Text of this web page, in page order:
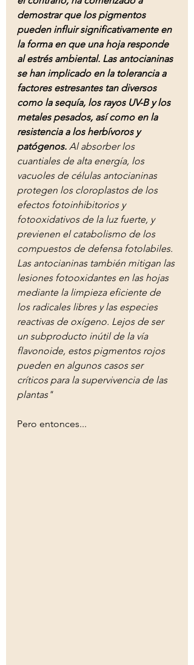
demostrar que los pigmentos
pueden influir significativamente en
la forma en que una hoja responde
al estrés ambiental. Las antocianinas
se han implicado en la tolerancia a
factores estresantes tan diversos
como la sequía, los rayos UV-B y los
metales pesados, así como en la
resistencia a los herbívoros y
patógenos. Al absorber los
cuantiales de alta energía, los
vacuoles de células antocianinas
protegen los cloroplastos de los
efectos fotoinhibitorios y
fotooxidativos de la luz fuerte, y
previenen el catabolismo de los
compuestos de defensa fotolabiles.
Las antocianinas también mitigan las
lesiones fotooxidantes en las hojas
mediante la limpieza eficiente de
los radicales libres y las especies
reactivas de oxígeno. Lejos de ser
un subproducto inútil de la vía
flavonoide, estos pigmentos rojos
pueden en algunos casos ser
críticos para la supervivencia de las
plantas"
Pero entonces...